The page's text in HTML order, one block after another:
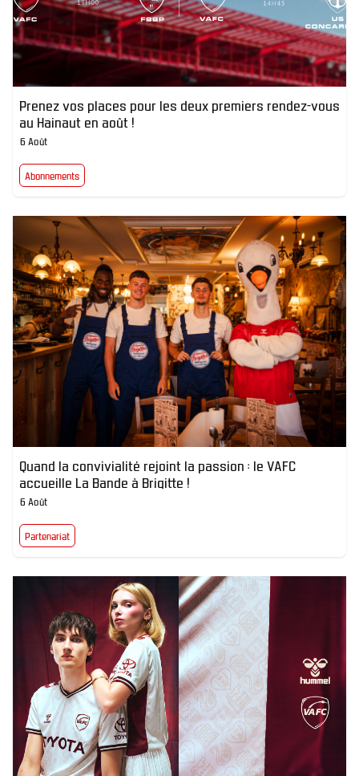
Prenez vos places pour les deux premiers rendez-vous
au Hainaut en août !
6 Août
Abonnements
Quand la convivialité rejoint la passion : le VAFC
accueille La Bande à Brigitte !
6 Août
Partenariat